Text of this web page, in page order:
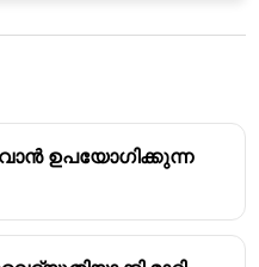
ഉപയോഗിക്കുന്ന